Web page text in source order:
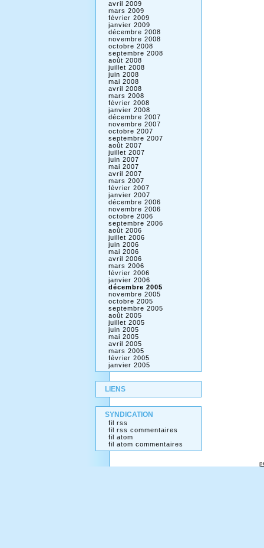
avril 2009
mars 2009
février 2009
janvier 2009
décembre 2008
novembre 2008
octobre 2008
septembre 2008
août 2008
juillet 2008
juin 2008
mai 2008
avril 2008
mars 2008
février 2008
janvier 2008
décembre 2007
novembre 2007
octobre 2007
septembre 2007
août 2007
juillet 2007
juin 2007
mai 2007
avril 2007
mars 2007
février 2007
janvier 2007
décembre 2006
novembre 2006
octobre 2006
septembre 2006
août 2006
juillet 2006
juin 2006
mai 2006
avril 2006
mars 2006
février 2006
janvier 2006
décembre 2005
novembre 2005
octobre 2005
septembre 2005
août 2005
juillet 2005
juin 2005
mai 2005
avril 2005
mars 2005
février 2005
janvier 2005
LIENS
SYNDICATION
fil rss
fil rss commentaires
fil atom
fil atom commentaires